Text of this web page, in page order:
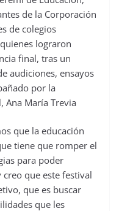
de la Corporación
de colegios
lograron
final, tras un
audiciones, ensayos
por la
Ana María Trevia
que la educación
tiene que romper el
para poder
que este festival
que es buscar
que les